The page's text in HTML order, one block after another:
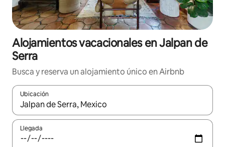
Alojamientos vacacionales en Jalpan de
Serra
Busca y reserva un alojamiento único en Airbnb
Ubicación
Cuando los resultados estén disponibles, podrás navegar
Llegada